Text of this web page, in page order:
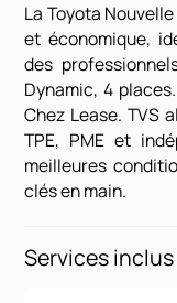
La Toyota
et économique,
des
Dynamic, 4
Chez Lease. TVS
TPE, PME et
meilleures
clés en main.
Services